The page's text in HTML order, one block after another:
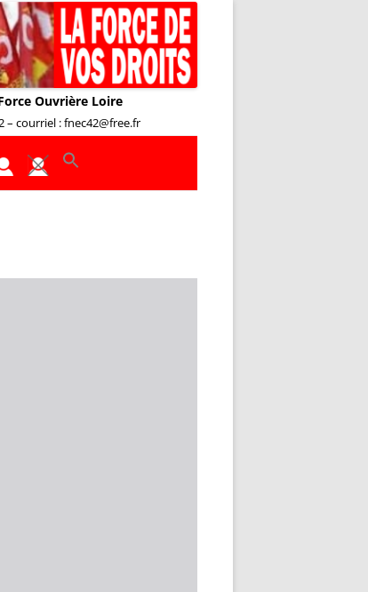
Ouvrière Loire
– courriel : fnec42@free.fr